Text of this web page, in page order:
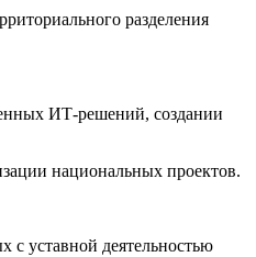
разделения
ИТ-решений, создании
национальных проектов.
уставной деятельностью